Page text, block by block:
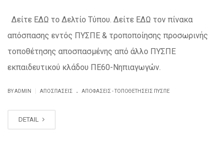
Δείτε ΕΔΩ το Δελτίο Τύπου. Δείτε ΕΔΩ τον πίνακα
απόσπασης εντός ΠΥΣΠΕ & τροποποίησης προσωρινής
τοποθέτησης αποσπασμένης από άλλο ΠΥΣΠΕ
εκπαιδευτικού κλάδου ΠΕ60-Νηπιαγωγών.
BY ADMIN ΑΠΟΣΠΆΣΕΙΣ . ΑΠΟΦΆΣΕΙΣ - ΤΟΠΟΘΕΤΉΣΕΙΣ ΠΥΣΠΕ
DETAIL